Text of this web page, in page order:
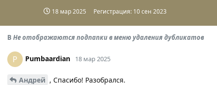
18 мар 2025 Регистрация: 10 сен 2023
В Не отображаются подпапки в меню удаления дубликатов
P Pumbaardian 18 мар 2025
Андрей , Спасибо! Разобрался.